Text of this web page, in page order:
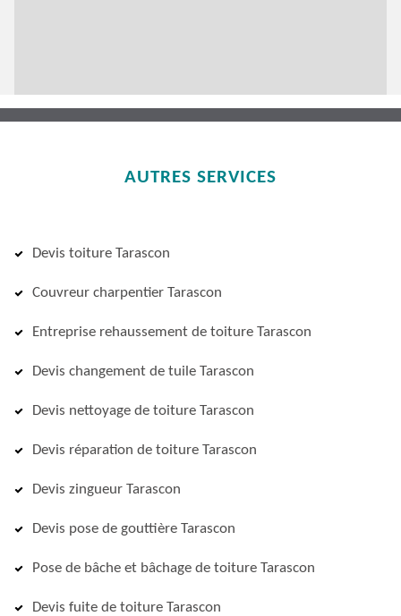
AUTRES SERVICES
Devis toiture Tarascon
Couvreur charpentier Tarascon
Entreprise rehaussement de toiture Tarascon
Devis changement de tuile Tarascon
Devis nettoyage de toiture Tarascon
Devis réparation de toiture Tarascon
Devis zingueur Tarascon
Devis pose de gouttière Tarascon
Pose de bâche et bâchage de toiture Tarascon
Devis fuite de toiture Tarascon